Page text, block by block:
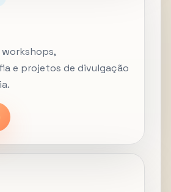
workshops,
e projetos de divulgação